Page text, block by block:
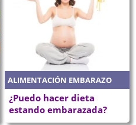
ALIMENTACIÓN EMBARAZO
¿Puedo hacer dieta
estando embarazada?